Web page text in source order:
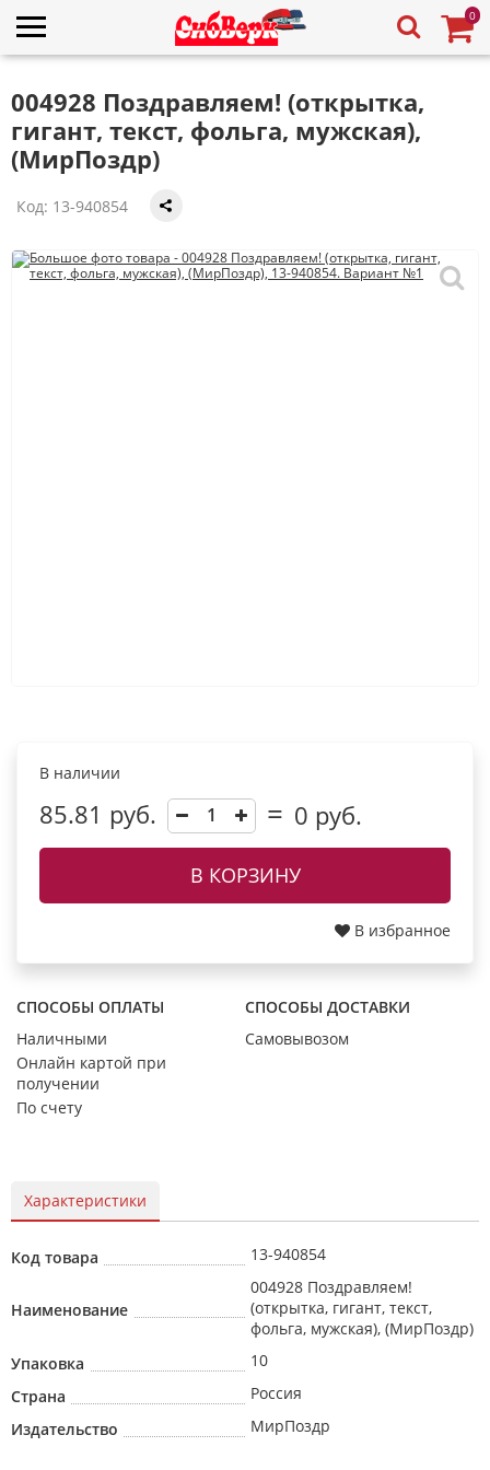
0
004928 Поздравляем! (открытка,
гигант, текст, фольга, мужская),
(МирПоздр)
Код: 13-940854
В наличии
85.81 руб. 0 руб.
В КОРЗИНУ
В избранное
СПОСОБЫ ОПЛАТЫ
Наличными
Онлайн картой при
получении
По счету
СПОСОБЫ ДОСТАВКИ
Самовывозом
Характеристики
Код товара 13-940854
Наименование
004928 Поздравляем!
(открытка, гигант, текст,
фольга, мужская), (МирПоздр)
Упаковка
10
Страна
Россия
Издательство
МирПоздр